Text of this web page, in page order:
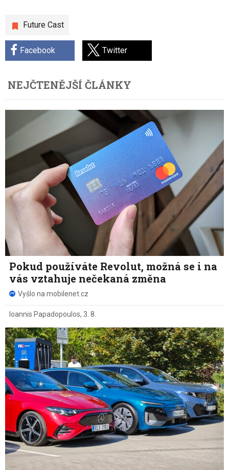
Future Cast
Facebook Twitter
NEJČTENĚJŠÍ ČLÁNKY
Pokud používáte Revolut, možná se i na
vás vztahuje nečekaná změna
Vyšlo na mobilenet.cz
Ioannis Papadopoulos, 3. 8.